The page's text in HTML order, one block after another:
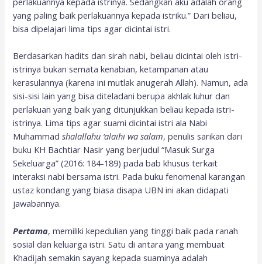
yang paling baik perlakuannya kepada istriku.” Dari beliau,
bisa dipelajari lima tips agar dicintai istri.
Berdasarkan hadits dan sirah nabi, beliau dicintai oleh istri-
istrinya bukan semata kenabian, ketampanan atau
kerasulannya (karena ini mutlak anugerah Allah). Namun, ada
sisi-sisi lain yang bisa diteladani berupa akhlak luhur dan
perlakuan yang baik yang ditunjukkan beliau kepada istri-
istrinya. Lima tips agar suami dicintai istri ala Nabi
Muhammadshalallahu ‘alaihi wa salam, penulis sarikan dari
buku KH Bachtiar Nasir yang berjudul “Masuk Surga
Sekeluarga” (2016: 184-189) pada bab khusus terkait
interaksi nabi bersama istri. Pada buku fenomenal karangan
ustaz kondang yang biasa disapa UBN ini akan didapati
jawabannya.
Pertama, memiliki kepedulian yang tinggi baik pada ranah
sosial dan keluarga istri. Satu di antara yang membuat
Khadijah semakin sayang kepada suaminya adalah